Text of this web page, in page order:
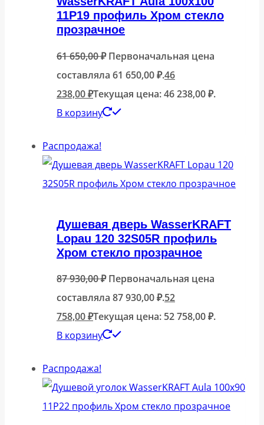
11P19 профиль Хром стекло
прозрачное
61 650,00₽ Первоначальная цена
составляла 61 650,00 ₽.46
238,00₽Текущая цена: 46 238,00 ₽.
В корзину
Распродажа!
Душевая дверь WasserKRAFT
Lopau 120 32S05R профиль
Хром стекло прозрачное
87 930,00₽ Первоначальная цена
составляла 87 930,00 ₽.52
758,00₽Текущая цена: 52 758,00 ₽.
В корзину
Распродажа!